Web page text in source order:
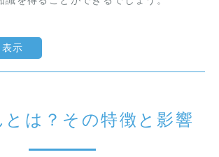
表示
とは？その特徴と影響